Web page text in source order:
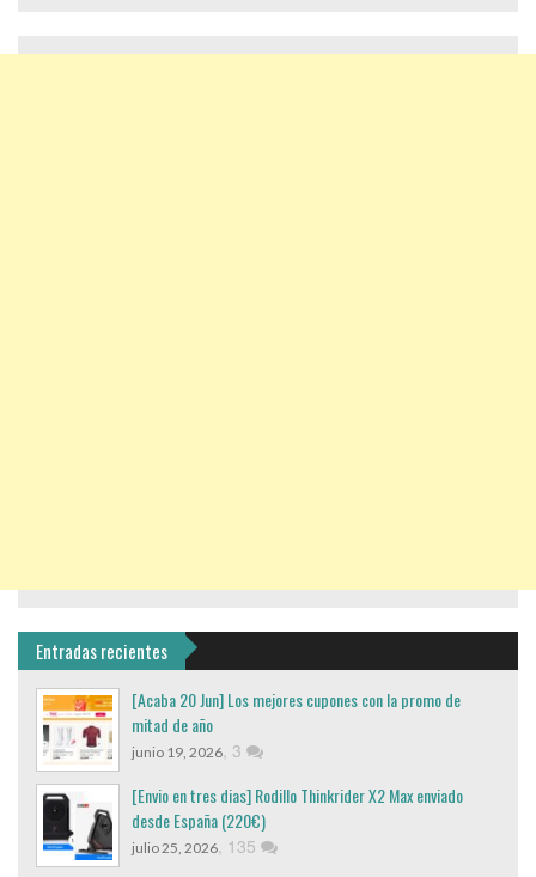
Entradas recientes
[Acaba 20 Jun] Los mejores cupones con la promo de
mitad de año
junio 19, 2026, 3
[Envio en tres dias] Rodillo Thinkrider X2 Max enviado
desde España (220€)
julio 25, 2026, 135